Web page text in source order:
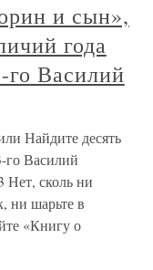
и сын»,
года
го Василий
Найдите десять
го Василий
сколь ни
ни шарьте в
«Книгу о